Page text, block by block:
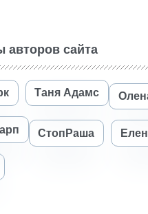
авторов сайта
Таня Адамс
СтопРаша